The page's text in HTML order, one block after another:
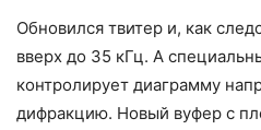
Обновился твитер и, как
вверх до 35 кГц. А
контролирует диаграмму
дифракцию. Новый вуфер с